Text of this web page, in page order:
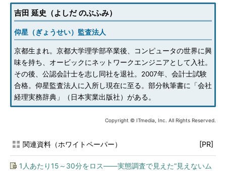
吉田 延史（よしだ のぶふみ）
仰星（ぎょうせい）監査法人
京都生まれ。京都大学理学部卒業後、コンピュータの世界に興
味を持ち、オービックにネットワークエンジニアとして入社。
その後、公認会計士を志し同社を退社。2007年、会計士試験
合格。仰星監査法人に入所し現在に至る。部分執筆書に「会社
経理実務辞典」（日本実業出版社）がある。
Copyright © ITmedia, Inc. All Rights Reserved.
関連資料（ホワイトペーパー） [PR]
1人あたり15～30分をロス――実態調査で見えた“見えないム